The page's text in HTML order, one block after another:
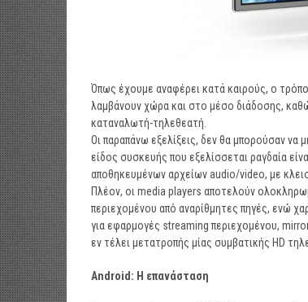
Όπως έχουμε αναφέρει κατά καιρούς, ο
λαμβάνουν χώρα και στο μέσο διάδοσης,
καταναλωτή-τηλεθεατή.
Οι παραπάνω εξελίξεις, δεν θα μπορούσαν
είδος συσκευής που εξελίσσεται ραγδαία
αποθηκευμένων αρχείων audio/video, με
Πλέον, οι media players αποτελούν
περιεχομένου από αναρίθμητες πηγές, ενώ
για εφαρμογές streaming περιεχομένου,
εν τέλει μετατροπής μίας συμβατικής HD
Android : Η επανάσταση